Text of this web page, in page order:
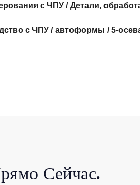
с ЧПУ / Детали,
с ЧПУ / автоформы /5-
Сейчас.